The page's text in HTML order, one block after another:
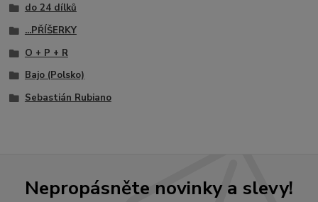
do 24 dílků
...PŘÍŠERKY
O + P + R
Bajo (Polsko)
Sebastián Rubiano
Nepropásněte novinky a slevy!